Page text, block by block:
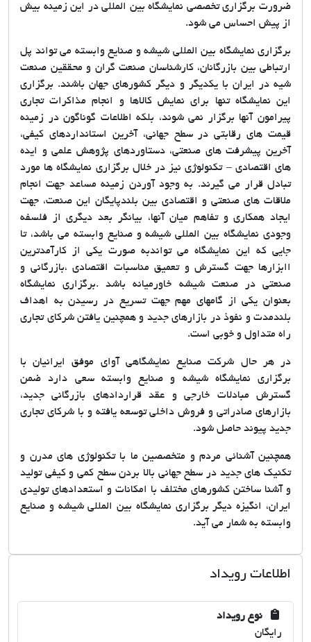
ضرورت برگزاری تخصصی نمایشگاه بین المللی در این زمینه بیش
از پیش احساس می شود.
برگزاری نمایشگاه بین المللی شیشه و صنایع وابسته می تواند پل
ارتباطی بین بازرگانان، کارشناسان صنعت گران و محققین صنعت
شیه در ایران با یکدیگر و دیگر کشورهای جهان باشند. برگزاری
این نمایشگاه تنها برای نمایش کالاها و انجام مذاکرات تجاری
پیرامون آنها برگزار نمی شوند، بلکه اطلاعات گوناگون در زمینه
قیمت های رقابتی در سطح جهانی، آخرین استانداردهای کیفی،
آخرین پیشرفت های صنعتی، دستاوردهای پژوهش علمی و ایده
های اقتصادی – تکنولوژی نیز در خلال برگزاری نمایشگاه ها مورد
تبادل قرار می گیرند. به وجود آوردن زمینه مساعد جهت انجام
ملاقات های صنعتی و اقتصادی بین بلندپایگان این صنعت، جهت
ایجاد همکاری و تفاهم میان آنها، بیانگر بعد دیگری از فلسفه
وجودی نمایشگاه بین المللی شیشه و صنایع وابسته می باشد، تا
جایی که این نمایشگاه می تواندبه صورت یکی از کارآمدترین
اابزارها جهت گسترش و تعمیق مناسبات اقتصادی ،بازرگانی و
صنعتی در صنعت شیشه خاورمیانه باشد .برگزاری نمایشگاه
بعنوان یکی از گامهای مهم جهت تسریع در رسیدن به اهداف
بلندمدت و نفوذ در بازارهای جدید و همچنین یافتن شرکای تجاری
راه متداول و خوبی است.
در هر حال شرکت صنایع نمایشگاهی آوای موفق ایرانیان با
برگزاری نمایشگاه شیشه و صنایع وابسته سعی دارد ضمن
گسترش مبادلات خارجی و عقد قراردادهای بازرگانی جدید،
بازارهای صادراتی و فروش داخلی توسعه یافته و با شرکای تجاری
جدید پیوند حاصل شود.
همچنین آشنائی مردم و متخصصین ما با تکنولوژی های مدرن و
تکنیک های جدید در سطح جهانی بالا بردن سطح کمی و کیفی تولید
و آشنا ساختن کشورهای مختلف با امکانات و استعدادهای تولیدی
ایران، انگیزه دیگر برگزاری نمایشگاه بین المللی شیشه و صنایع
وابسته به شمار می آید.
اطلاعات رویداد
نوع رویداد
رایگان